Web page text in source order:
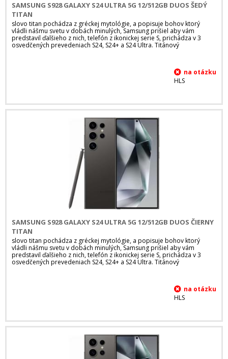
SAMSUNG S928 GALAXY S24 ULTRA 5G 12/512GB DUOS ŠEDÝ
TITAN
slovo titan pochádza z gréckej mytológie, a popisuje bohov ktorý
vládli nášmu svetu v dobách minulých, Samsung prišiel aby vám
predstavil ďalšieho z nich, telefón z ikonickej serie S, prichádza v 3
osvedčených prevedeniach S24, S24+ a S24 Ultra. Titánový
HLS
SAMSUNG S928 GALAXY S24 ULTRA 5G 12/512GB DUOS ČIERNY
TITAN
slovo titan pochádza z gréckej mytológie, a popisuje bohov ktorý
vládli nášmu svetu v dobách minulých, Samsung prišiel aby vám
predstavil ďalšieho z nich, telefón z ikonickej serie S, prichádza v 3
osvedčených prevedeniach S24, S24+ a S24 Ultra. Titánový
HLS